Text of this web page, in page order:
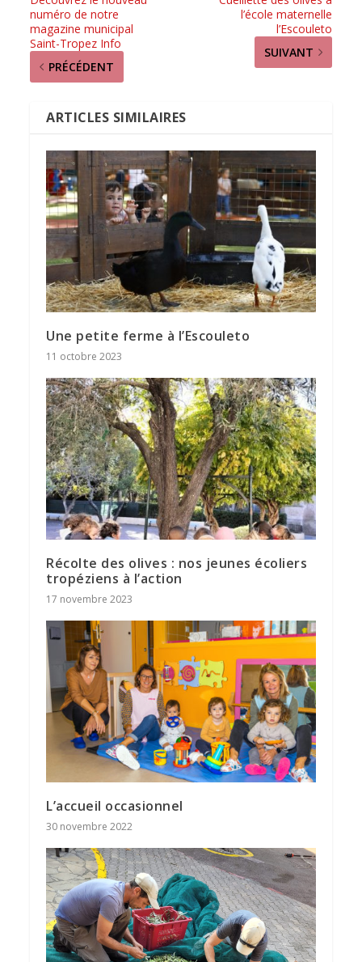
numéro de notre
magazine municipal
Saint-Tropez Info
PRÉCÉDENT
l’école maternelle
l’Escouleto
SUIVANT
ARTICLES SIMILAIRES
Une petite ferme à l’Escouleto
11 octobre 2023
Récolte des olives : nos jeunes écoliers
tropéziens à l’action
17 novembre 2023
L’accueil occasionnel
30 novembre 2022